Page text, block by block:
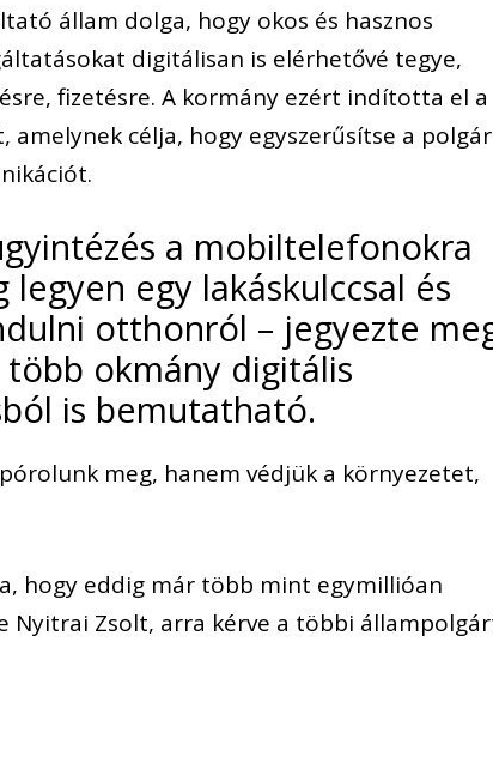
állam dolga, hogy okos és hasznos
digitálisan is elérhetővé tegye,
fizetésre. A kormány ezért indította el a
célja, hogy egyszerűsítse a polgár
a mobiltelefonokra
egy lakáskulccsal és
otthonról – jegyezte
okmány digitális
is bemutatható.
meg, hanem védjük a környezetet,
hogy eddig már több mint egymillióan
Nyitrai Zsolt, arra kérve a többi